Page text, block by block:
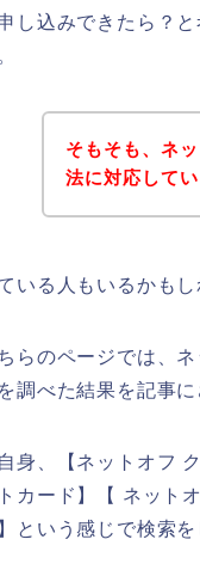
し込みできたら？
そもそも、ネ
法に対応してい
いる人もいるかもし
らのページでは、
調べた結果を記事に
身、【ネットオフ
カード】【 ネット
という感じで検索を